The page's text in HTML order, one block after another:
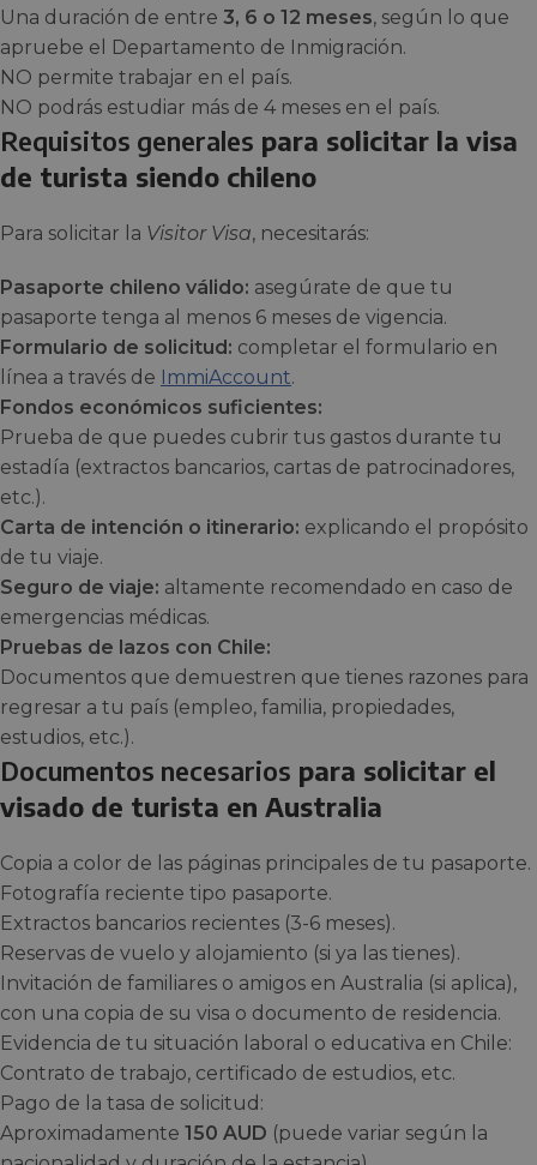
Una duración de entre 3, 6 o 12 meses, según lo que
apruebe el Departamento de Inmigración.
NO permite trabajar en el país.
NO podrás estudiar más de 4 meses en el país.
Requisitos generales para solicitar la visa
de turista siendo chileno
Para solicitar la Visitor Visa, necesitarás:
Pasaporte chileno válido: asegúrate de que tu
pasaporte tenga al menos 6 meses de vigencia.
Formulario de solicitud: completar el formulario en
línea a través de ImmiAccount.
Fondos económicos suficientes:
Prueba de que puedes cubrir tus gastos durante tu
estadía (extractos bancarios, cartas de patrocinadores,
etc.).
Carta de intención o itinerario: explicando el propósito
de tu viaje.
Seguro de viaje: altamente recomendado en caso de
emergencias médicas.
Pruebas de lazos con Chile:
Documentos que demuestren que tienes razones para
regresar a tu país (empleo, familia, propiedades,
estudios, etc.).
Documentos necesarios para solicitar el
visado de turista en Australia
Copia a color de las páginas principales de tu pasaporte.
Fotografía reciente tipo pasaporte.
Extractos bancarios recientes (3-6 meses).
Reservas de vuelo y alojamiento (si ya las tienes).
Invitación de familiares o amigos en Australia (si aplica),
con una copia de su visa o documento de residencia.
Evidencia de tu situación laboral o educativa en Chile:
Contrato de trabajo, certificado de estudios, etc.
Pago de la tasa de solicitud:
Aproximadamente 150 AUD (puede variar según la